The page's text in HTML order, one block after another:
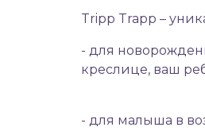
Tripp Trapp –
- для
креслице, ваш
- для малыша в